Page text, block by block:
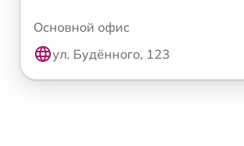
Основной офис
ул. Будённого, 123